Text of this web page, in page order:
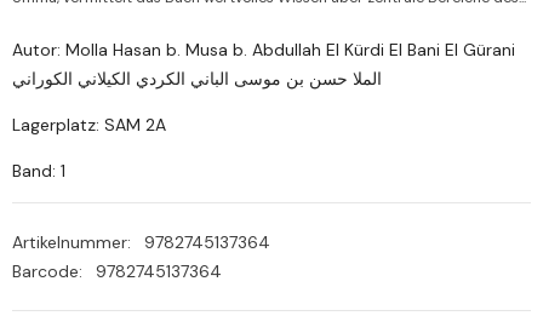
Autor: Molla Hasan b. Musa b. Abdullah El Kürdi El Bani El Gürani
الملا حسن بن موسى الباني الكردي الكيلاني الكوراني
Lagerplatz: SAM 2A
Band: 1
Artikelnummer:
9782745137364
Barcode:
9782745137364